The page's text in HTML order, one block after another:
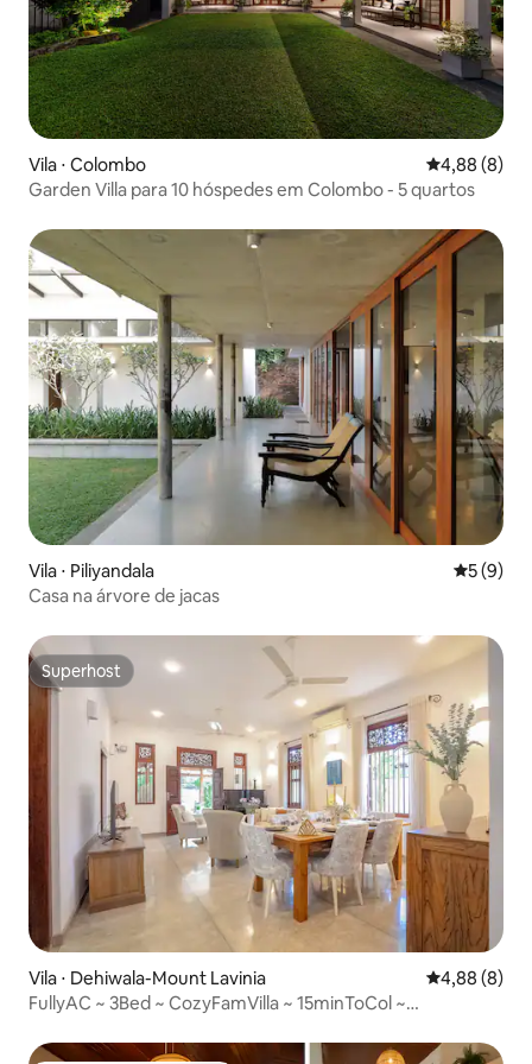
Vila ⋅ Colombo 4,88 de uma
4,88 (8)
Garden Villa para 10 hóspedes em Colombo - 5 quartos
Vila ⋅ Piliyandala 5 de
5 (9)
Casa na árvore de jacas
Superhost
Superhost
Vila ⋅ Dehiwala-Mount Lavinia 4,88 de uma
4,88 (8)
FullyAC ~ 3Bed ~ CozyFamVilla ~ 15minToCol ~